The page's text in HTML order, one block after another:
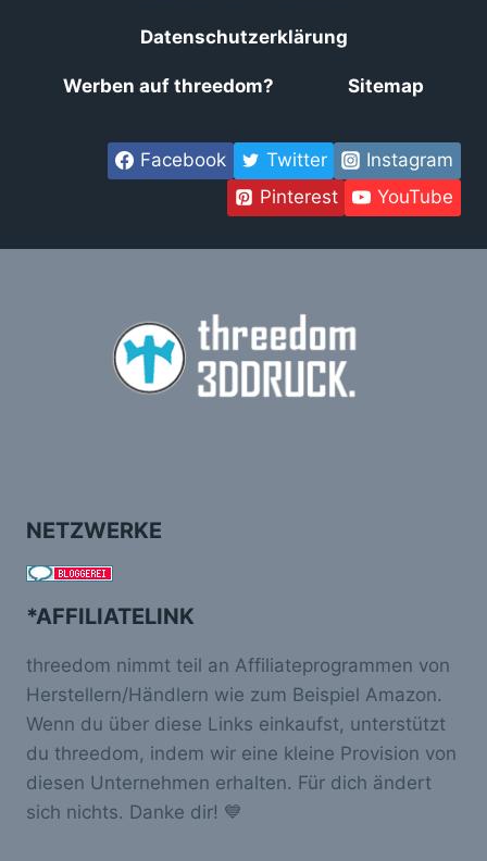
Datenschutzerklärung
Werben auf threedom? Sitemap
Facebook Twitter
Instagram
Pinterest
YouTube
NETZWERKE
*AFFILIATELINK
threedom nimmt teil an Affiliateprogrammen von
Herstellern/Händlern wie zum Beispiel Amazon.
Wenn du über diese Links einkaufst, unterstützt
du threedom, indem wir eine kleine Provision von
diesen Unternehmen erhalten. Für dich ändert
sich nichts. Danke dir! 💙